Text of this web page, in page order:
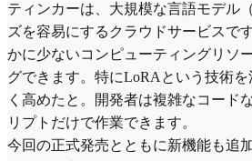
ティンカーは、大規模な言語モデル
ズを容易にするクラウドサービスで
かに少ないコンピューティングリソ
グできます。特にLoRAという技術
く高めたと。開発者は複雑なコード
リプトだけで作業できます。
今回の正式発売とともに新機能も追